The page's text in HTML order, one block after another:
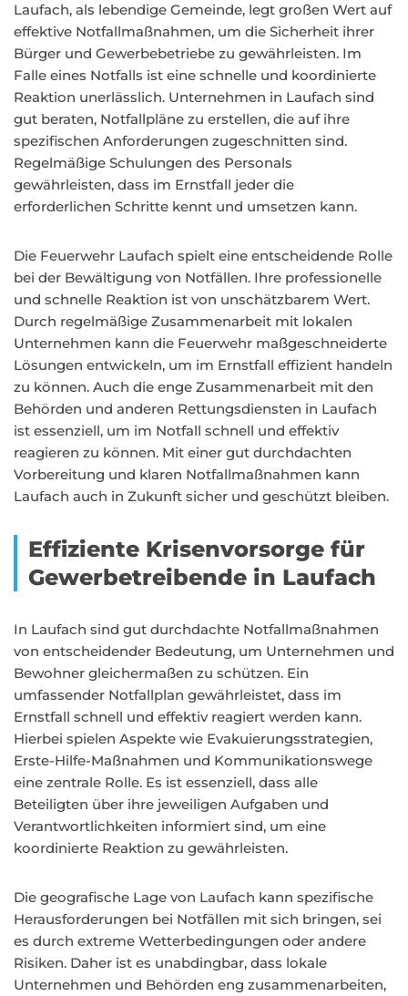
Laufach, als lebendige Gemeinde, legt großen Wert auf
effektive Notfallmaßnahmen, um die Sicherheit ihrer
Bürger und Gewerbebetriebe zu gewährleisten. Im
Falle eines Notfalls ist eine schnelle und koordinierte
Reaktion unerlässlich. Unternehmen in Laufach sind
gut beraten, Notfallpläne zu erstellen, die auf ihre
spezifischen Anforderungen zugeschnitten sind.
Regelmäßige Schulungen des Personals
gewährleisten, dass im Ernstfall jeder die
erforderlichen Schritte kennt und umsetzen kann.
Die Feuerwehr Laufach spielt eine entscheidende Rolle
bei der Bewältigung von Notfällen. Ihre professionelle
und schnelle Reaktion ist von unschätzbarem Wert.
Durch regelmäßige Zusammenarbeit mit lokalen
Unternehmen kann die Feuerwehr maßgeschneiderte
Lösungen entwickeln, um im Ernstfall effizient handeln
zu können. Auch die enge Zusammenarbeit mit den
Behörden und anderen Rettungsdiensten in Laufach
ist essenziell, um im Notfall schnell und effektiv
reagieren zu können. Mit einer gut durchdachten
Vorbereitung und klaren Notfallmaßnahmen kann
Laufach auch in Zukunft sicher und geschützt bleiben.
Effiziente Krisenvorsorge für
Gewerbetreibende in Laufach
In Laufach sind gut durchdachte Notfallmaßnahmen
von entscheidender Bedeutung, um Unternehmen und
Bewohner gleichermaßen zu schützen. Ein
umfassender Notfallplan gewährleistet, dass im
Ernstfall schnell und effektiv reagiert werden kann.
Hierbei spielen Aspekte wie Evakuierungsstrategien,
Erste-Hilfe-Maßnahmen und Kommunikationswege
eine zentrale Rolle. Es ist essenziell, dass alle
Beteiligten über ihre jeweiligen Aufgaben und
Verantwortlichkeiten informiert sind, um eine
koordinierte Reaktion zu gewährleisten.
Die geografische Lage von Laufach kann spezifische
Herausforderungen bei Notfällen mit sich bringen, sei
es durch extreme Wetterbedingungen oder andere
Risiken. Daher ist es unabdingbar, dass lokale
Unternehmen und Behörden eng zusammenarbeiten,